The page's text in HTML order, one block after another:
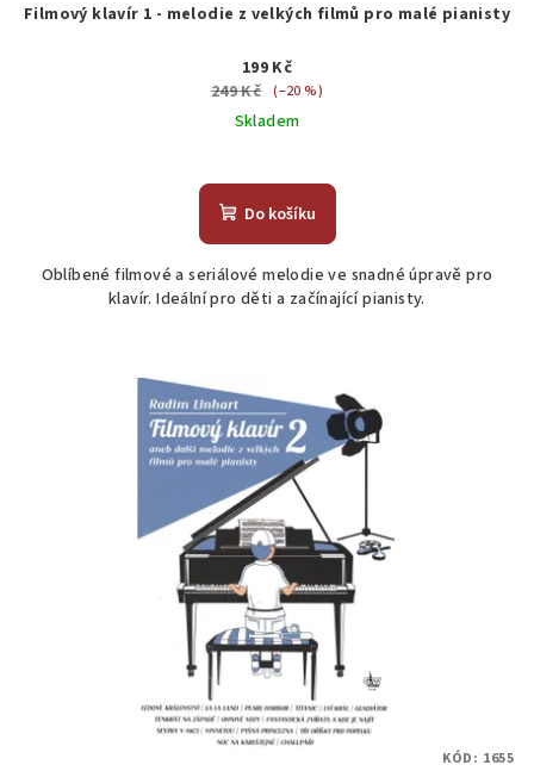
Filmový klavír 1 - melodie z velkých filmů pro malé pianisty
199 Kč
249 Kč (–20 %)
Skladem
Do košíku
Oblíbené filmové a seriálové melodie ve snadné úpravě pro
klavír. Ideální pro děti a začínající pianisty.
KÓD: 1655